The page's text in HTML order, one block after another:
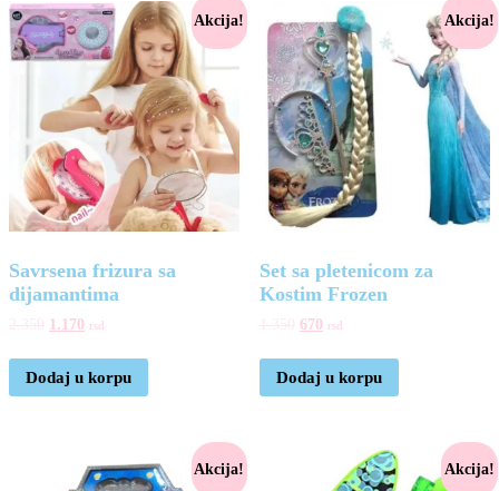
Akcija!
Savrsena frizura sa
dijamantima
1.170 rsd
Dodaj u korpu
Akcija!
Set sa pletenicom za
Kostim Frozen
670 rsd
Dodaj u korpu
Akcija! Akcija!